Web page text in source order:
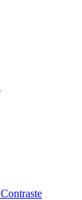
Contraste